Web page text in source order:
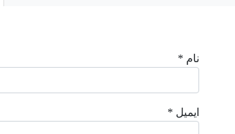
نام *
ایمیل *